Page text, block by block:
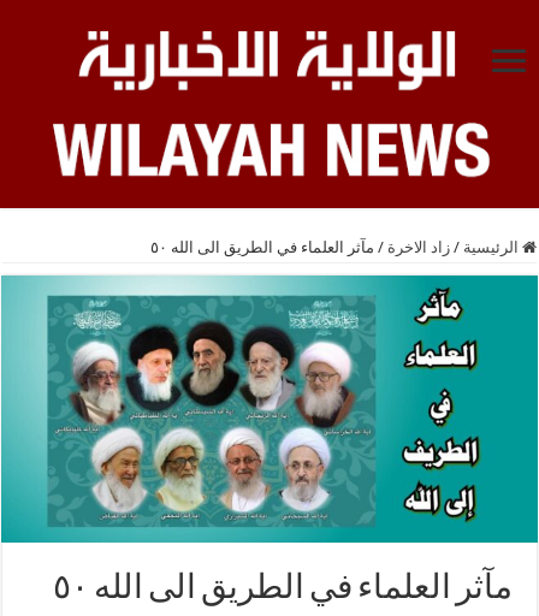
الرئيسية / زاد الاخرة / مآثر العلماء في الطريق الى الله ٥٠
مآثر العلماء في الطريق الى الله ٥٠